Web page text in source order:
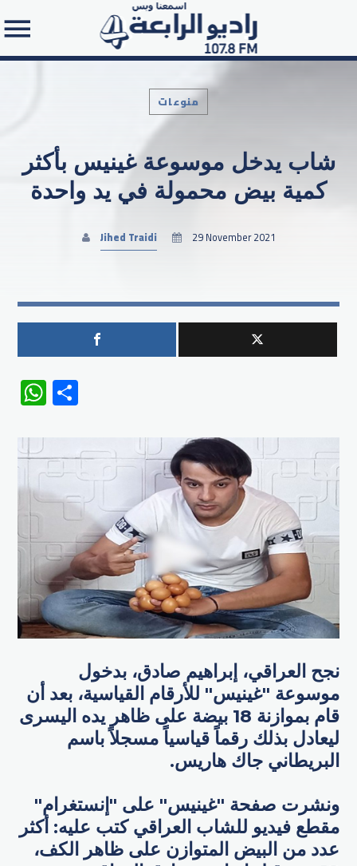
Search in the website:
منوعات
شاب يدخل موسوعة غينيس بأكثر
كمية بيض محمولة في يد واحدة
Jihed Traidi 29 November 2021
WhatsApp
نجح العراقي، إبراهيم صادق، بدخول
موسوعة "غينيس" للأرقام القياسية، بعد أن
قام بموازنة 18 بيضة على ظاهر يده اليسرى
ليعادل بذلك رقماً قياسياً مسجلاً باسم
البريطاني جاك هاريس.
ونشرت صفحة "غينيس" على "إنستغرام"
مقطع فيديو للشاب العراقي كتب عليه: أكثر
عدد من البيض المتوازن على ظاهر الكف،